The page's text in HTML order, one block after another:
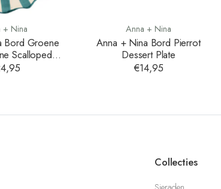
+ Nina
Bord Groene
Scalloped
Plate
Anna + Nina
Anna + Nina Bord Pierrot
Dessert Plate
€14,95
Collecties